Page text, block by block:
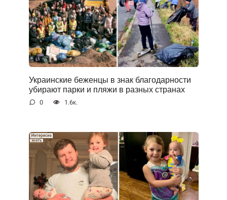
Украинские беженцы в знак благодарности
убирают парки и пляжи в разных странах
0 1.6к.